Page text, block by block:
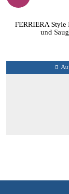
FERRIERA
und